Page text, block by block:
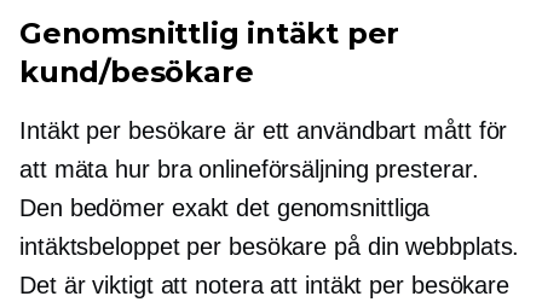
Genomsnittlig intäkt per
kund/besökare
Intäkt per besökare är ett användbart mått för
att mäta hur bra onlineförsäljning presterar.
Den bedömer exakt det genomsnittliga
intäktsbeloppet per besökare på din webbplats.
Det är viktigt att notera att intäkt per besökare